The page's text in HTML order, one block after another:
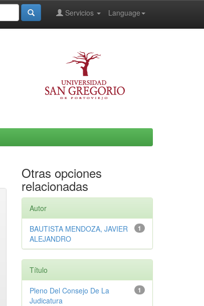
Language
Servicios
Otras opciones
relacionadas
Autor
1
BAUTISTA MENDOZA, JAVIER
ALEJANDRO
Título
1
Pleno Del Consejo De La
Judicatura